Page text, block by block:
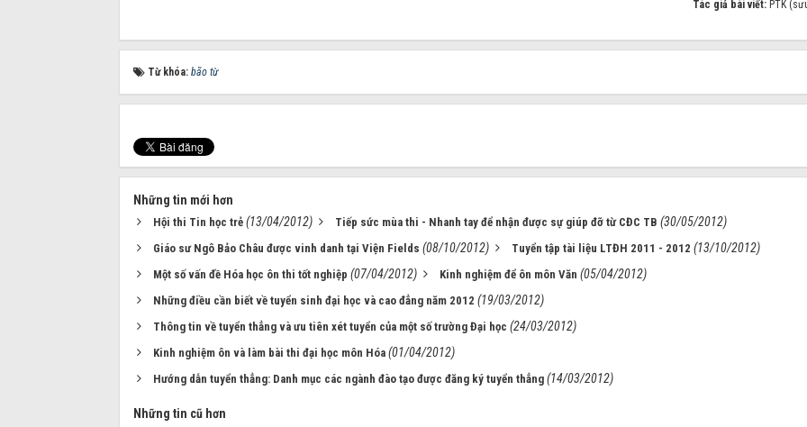
Tác giả bài viết: PTK
Từ khóa: bão từ
Những tin mới hơn
Hội thi Tin học trẻ (13/04/2012) Tiếp sức mùa thi - Nhanh tay để nhận được sự giúp đỡ từ CĐC TB (30/05/2012)
Giáo sư Ngô Bảo Châu được vinh danh tại Viện Fields (08/10/2012) Tuyển tập tài liệu LTĐH 2011 - 2012 (13/10/2012)
Một số vấn đề Hóa học ôn thi tốt nghiệp (07/04/2012) Kinh nghiệm để ôn môn Văn (05/04/2012)
Những điều cần biết về tuyển sinh đại học và cao đẳng năm 2012 (19/03/2012)
Thông tin về tuyển thẳng và ưu tiên xét tuyển của một số trường Đại học (24/03/2012)
Kinh nghiệm ôn và làm bài thi đại học môn Hóa (01/04/2012)
Hướng dẫn tuyển thẳng: Danh mục các ngành đào tạo được đăng ký tuyển thẳng (14/03/2012)
Những tin cũ hơn